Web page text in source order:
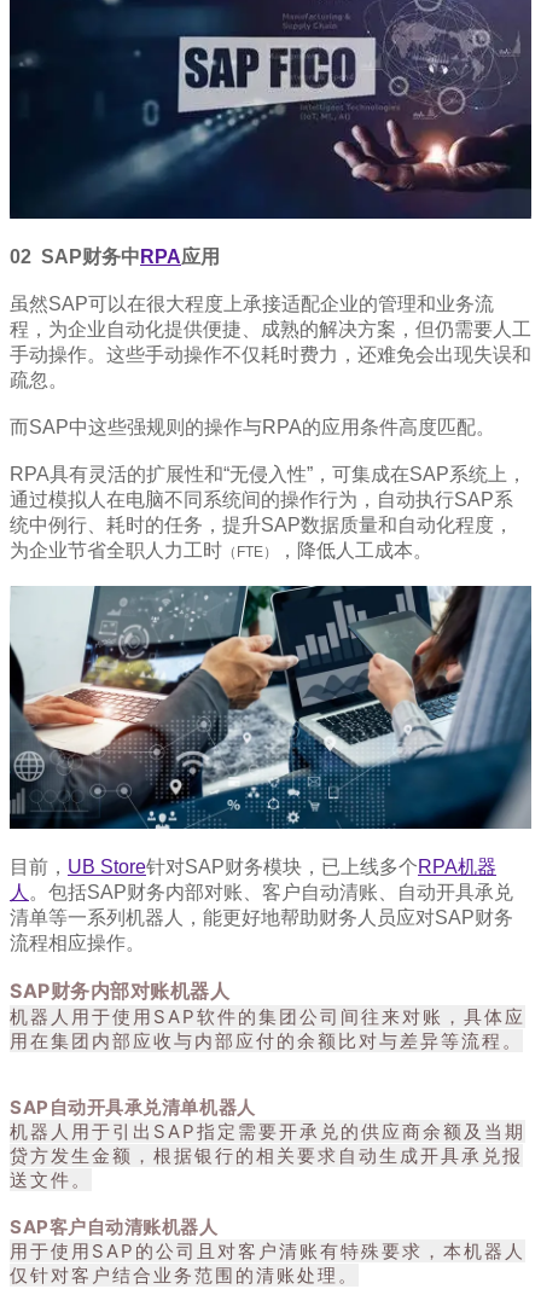
02 SAP财务中 RPA应用
虽然SAP可以在很大程度上承接适配企业的管理和业务流
程，为企业自动化提供便捷、成熟的解决方案，但仍需要人工
手动操作。这些手动操作不仅耗时费力，还难免会出现失误和
疏忽。
而SAP中这些强规则的操作与RPA的应用条件高度匹配。
RPA具有灵活的扩展性和“无侵入性”，可集成在SAP系统上，
通过模拟人在电脑不同系统间的操作行为，自动执行SAP系
统中例行、耗时的任务，提升SAP数据质量和自动化程度，
为企业节省全职人力工时 （FTE） ，降低人工成本。
目前， UB Store针对SAP财务模块，已上线多个RPA机器
人。包括SAP财务内部对账、客户自动清账、自动开具承兑
清单等一系列机器人，能更好地帮助财务人员应对SAP财务
流程相应操作。
SAP财务内部对账机器人
机器人用于使用SAP软件的集团公司间往来对账，具体应
用在集团内部应收与内部应付的余额比对与差异等流程。
SAP自动开具承兑清单机器人
机器人用于引出SAP指定需要开承兑的供应商余额及当期
贷方发生金额，根据银行的相关要求自动生成开具承兑报
送文件。
SAP客户自动清账机器人
用于使用SAP的公司且对客户清账有特殊要求，本机器人
仅针对客户结合业务范围的清账处理。